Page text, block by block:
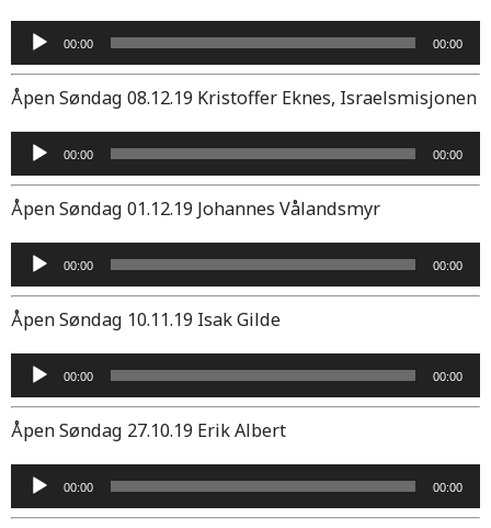
Lydavspiller
00:00 00:00
Åpen Søndag 08.12.19 Kristoffer Eknes, Israelsmisjonen
Lydavspiller
00:00 00:00
Åpen Søndag 01.12.19 Johannes Vålandsmyr
Lydavspiller
00:00 00:00
Åpen Søndag 10.11.19 Isak Gilde
Lydavspiller
00:00 00:00
Åpen Søndag 27.10.19 Erik Albert
Lydavspiller
00:00 00:00